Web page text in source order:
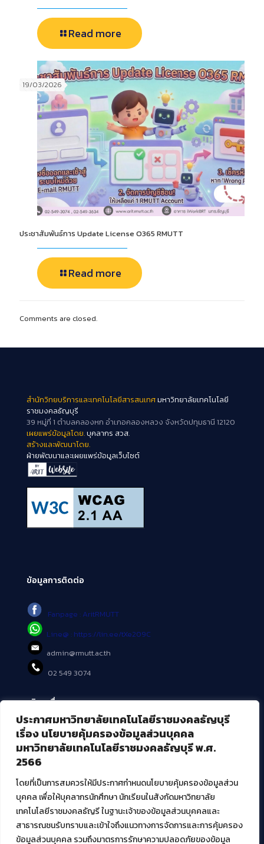
ประกาศมหาวิทยาลัยเทคโนโลยีราชมงคลธัญบุรี
เรื่อง นโยบายคุ้มครองข้อมูลส่วนบุคคล
มหาวิทยาลัยเทคโนโลยีราชมงคลธัญบุรี พ.ศ.
2566
โดยที่เป็นการสมควรให้มีประกาศกำหนดนโยบายคุ้มครองข้อมูลส่วน
บุคคล เพื่อให้บุคลากรนักศึกษา นักเรียนในสังกัดมหาวิทยาลัย
เทคโนโลยีราชมงคลธัญรี ในฐานะเจ้าของข้อมูลส่วนบุคคลและ
สาธารณชนรับทราบและเข้าใจถึงแนวทางการจัดการและการคุ้มครอง
ข้อมูลส่วนบุคคล รวมถึงมาตรการรักษาความปลอดภัยของข้อมูล
Read more
19/03/2026
ประชาสัมพันธ์การ Update License O365 RMUTT
Read more
Comments are closed.
สำนักวิทยบริการและเทคโนโลยีสารสนเทศมหาวิทยาลัยเทคโนโลยี
ราชมงคลธัญบุรี
39 หมู่ที่ 1 ตำบลคลองหก อำเภอคลองหลวง จังหวัดปทุมธานี 12120
เผยแพร่ข้อมูลโดย.บุคลากร สวส.
สร้างและพัฒนาโดย.
ฝ่ายพัฒนาและเผยแพร่ข้อมูลเว็บไซต์
ข้อมูลการติดต่อ
Fanpage : AritRMUTT
Line@ : https://lin.ee/tXe209C
admin@rmutt.ac.th
02 549 3074
บริการอื่นๆ ของ สวส.
ศูนย์สื่อดิจิทัล
ศูนย์นวัตกรรมและความรู้
ศูนย์พัฒนาและบริการนวัตกรรมดิจิทัล
สมัยใหม่ (MoSeC)
งานบริการวิชาการให้กับหน่วยงานภายนอก
โครงการส่งเสริมและพัฒนาผู้ประกอบการ SME โดย. มทร.ธัญบุรี